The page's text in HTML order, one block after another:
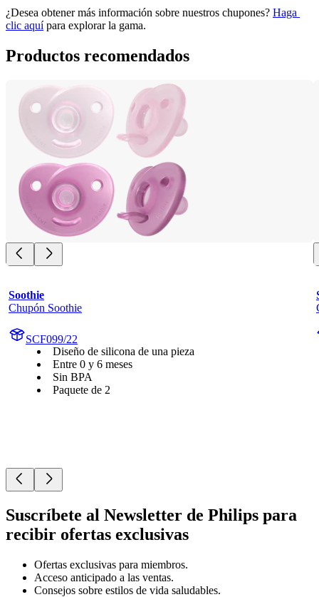
¿Desea obtener más información sobre nuestros chupones? Haga
clic aquí para explorar la gama.
Productos recomendados
Soothie
Chupón Soothie
SCF099/22
Diseño de silicona de una pieza
Entre 0 y 6 meses
Sin BPA
Paquete de 2
Suscríbete al Newsletter de Philips para
recibir ofertas exclusivas
Ofertas exclusivas para miembros.
Acceso anticipado a las ventas.
Consejos sobre estilos de vida saludables.